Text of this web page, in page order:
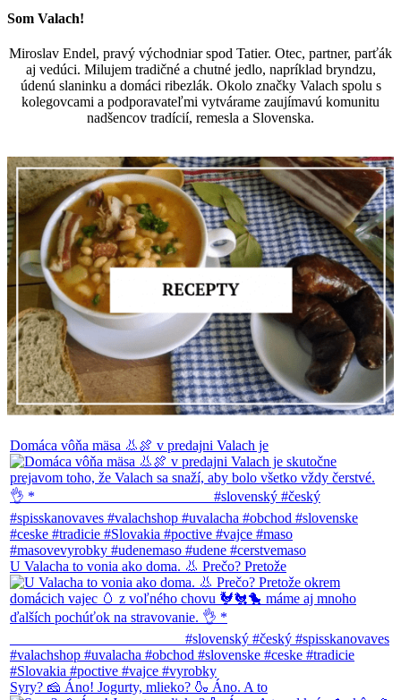
Som Valach!
Miroslav Endel, pravý východniar spod Tatier. Otec, partner, parťák
aj vedúci. Milujem tradičné a chutné jedlo, napríklad bryndzu,
údenú slaninku a domáci ribezlák. Okolo značky Valach spolu s
kolegovcami a podporavateľmi vytvárame zaujímavú komunitu
nadšencov tradícií, remesla a Slovenska.
Domáca vôňa mäsa 👃🍖 v predajni Valach je
U Valacha to vonia ako doma. 👃 Prečo? Pretože
Syry? 🧀 Áno! Jogurty, mlieko? 🍶 Áno. A to